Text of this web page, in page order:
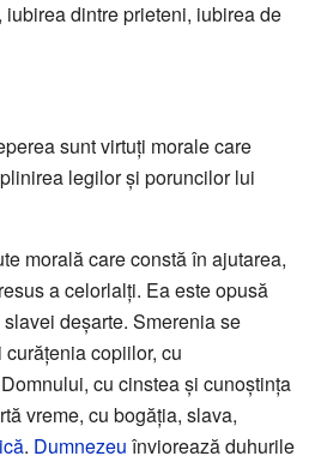
dintre prieteni, iubirea de
sunt virtuți morale care
legilor și poruncilor lui
morală care constă în ajutarea,
a celorlalți. Ea este opusă
deșarte. Smerenia se
copiilor, cu
cu cinstea și cunoștința
vreme, cu bogăția, slava,
. Dumnezeu înviorează duhurile